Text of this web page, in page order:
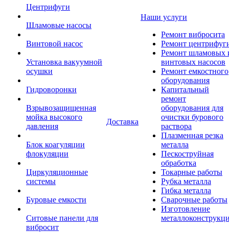
Центрифуги
Шламовые насосы
Винтовой насос
Установка вакуумной
осушки
Гидроворонки
Взрывозащищенная
мойка высокого
давления
Блок коагуляции
флокуляции
Циркуляционные
системы
Буровые емкости
Ситовые панели для
вибросит
Доставка
Наши услуги
Ремонт вибросита
Ремонт
Ремонт шламовых
винтовых насосов
Ремонт емкостного
оборудования
Капитальный
ремонт
оборудования для
очистки бурового
раствора
Плазменная резка
металла
Пескоструйная
обработка
Токарные работы
Рубка металла
Гибка металла
Сварочные работы
Изготовление